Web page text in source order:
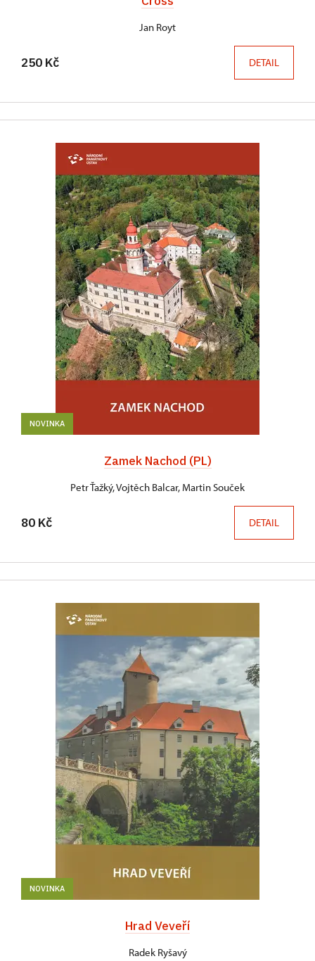
Jan Royt
250 Kč DETAIL
NOVINKA
Zamek Nachod (PL)
Petr Ťažký, Vojtěch Balcar, Martin Souček
80 Kč DETAIL
NOVINKA
Hrad Veveří
Radek Ryšavý